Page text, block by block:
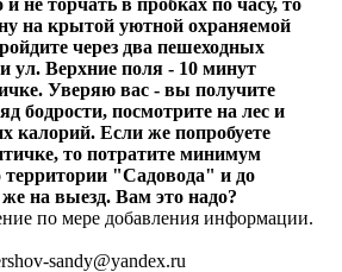
на крытой уютной охраняемой
через два пешеходных
ул. Верхние поля - 10 минут
Уверяю вас - вы получите
бодрости, посмотрите на лес и
калорий. Если же попробуете
то потратите минимум
территории "Садовода" и до
на выезд. Вам это надо?
по мере добавления информации.
sandy@yandex.ru